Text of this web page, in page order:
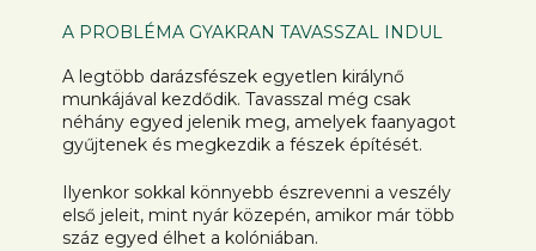
A PROBLÉMA GYAKRAN TAVASSZAL INDUL
A legtöbb darázsfészek egyetlen királynő
munkájával kezdődik. Tavasszal még csak
néhány egyed jelenik meg, amelyek faanyagot
gyűjtenek és megkezdik a fészek építését.
Ilyenkor sokkal könnyebb észrevenni a veszély
első jeleit, mint nyár közepén, amikor már több
száz egyed élhet a kolóniában.